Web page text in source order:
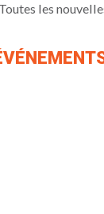
les